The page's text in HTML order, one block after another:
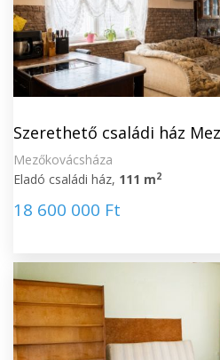
Szerethető családi ház
Mezőkovácsháza
Eladó családi ház, 111 m2
18 600 000 Ft